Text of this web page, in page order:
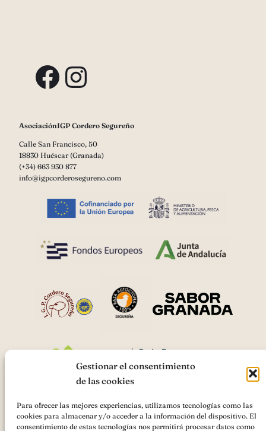
Gestionar el consentimiento
de las cookies
Para ofrecer las mejores experiencias, utilizamos tecnologías como las
cookies para almacenar y/o acceder a la información del dispositivo. El
consentimiento de estas tecnologías nos permitirá procesar datos como
Facebook Instagram
AsociaciónIGP Cordero Segureño
Calle San Francisco, 50
18830 Huéscar (Granada)
(+34) 663 930 877
info@igpcorderosegureno.com
AsociaciónIGP Cordero Segureño
ha recibido una ayuda de la